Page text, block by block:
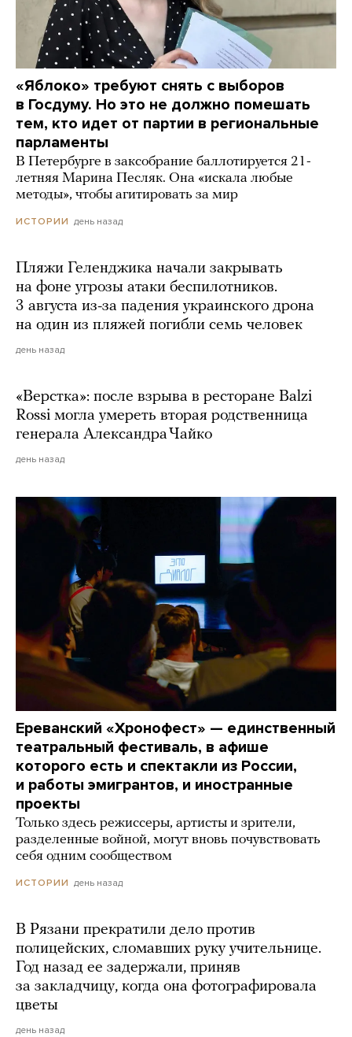
«Яблоко» требуют снять с выборов
в Госдуму. Но это не должно помешать
тем, кто идет от партии в региональные
парламенты
В Петербурге в заксобрание баллотируется 21-
летняя Марина Песляк. Она «искала любые
методы», чтобы агитировать за мир
ИСТОРИИ день назад
Пляжи Геленджика начали закрывать
на фоне угрозы атаки беспилотников.
3 августа из-за падения украинского дрона
на один из пляжей погибли семь человек
день назад
«Верстка»: после взрыва в ресторане Balzi
Rossi могла умереть вторая родственница
генерала Александра Чайко
день назад
Ереванский «Хронофест» — единственный
театральный фестиваль, в афише
которого есть и спектакли из России,
и работы эмигрантов, и иностранные
проекты
Только здесь режиссеры, артисты и зрители,
разделенные войной, могут вновь почувствовать
себя одним сообществом
ИСТОРИИ день назад
В Рязани прекратили дело против
полицейских, сломавших руку учительнице.
Год назад ее задержали, приняв
за закладчицу, когда она фотографировала
цветы
день назад